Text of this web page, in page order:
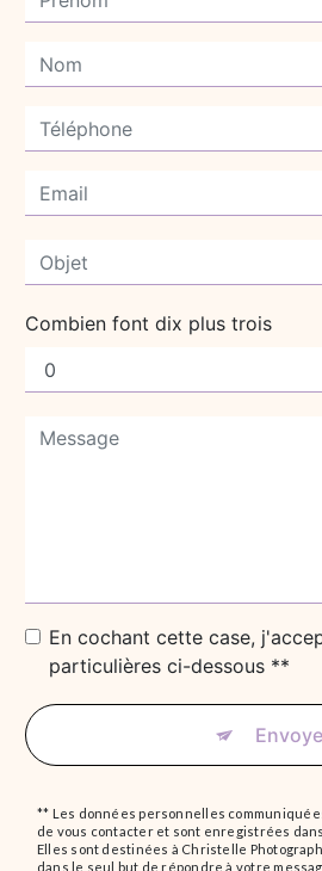
Combien font dix plus trois
En cochant cette case,
particulières ci-dessous **
** Les données personnelles
de vous contacter et sont enregistrées
Elles sont destinées à Christelle
dans le seul but de répondre à votre